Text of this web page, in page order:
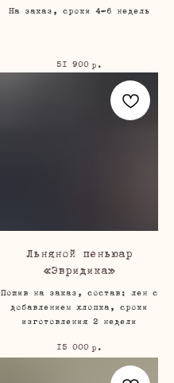
На заказ, сроки 4-6 недель
51 900 р.
Льняной пеньюар
«Эвридика»
Пошив на заказ, состав: лен с
добавлением хлопка, сроки
изготовления 2 недели
15 000 р.